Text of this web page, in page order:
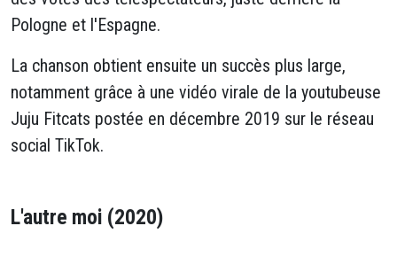
Pologne et l'Espagne.
La chanson obtient ensuite un succès plus large,
notamment grâce à une vidéo virale de la youtubeuse
Juju Fitcats postée en décembre 2019 sur le réseau
social TikTok.
L'autre moi (2020)